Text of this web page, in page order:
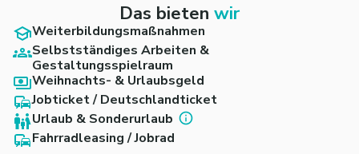
Das bieten wir
Weiterbildungsmaßnahmen
Selbstständiges Arbeiten &
Gestaltungsspielraum
Weihnachts- & Urlaubsgeld
Jobticket / Deutschlandticket
Urlaub & Sonderurlaub
Fahrradleasing / Jobrad